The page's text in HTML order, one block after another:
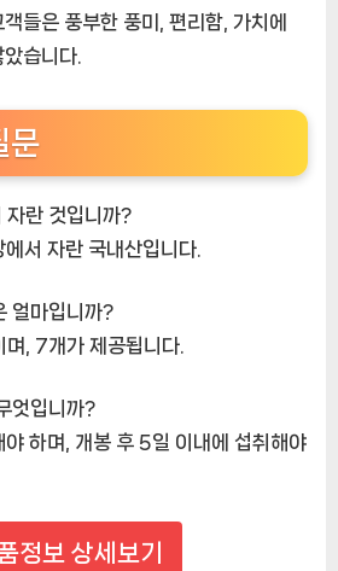
들은 풍부한 풍미, 편리함, 가치에
습니다.
문
자란 것입니까?
서 자란 국내산입니다.
얼마입니까?
, 7개가 제공됩니다.
엇입니까?
하며, 개봉 후 5일 이내에 섭취해야
정보 상세보기